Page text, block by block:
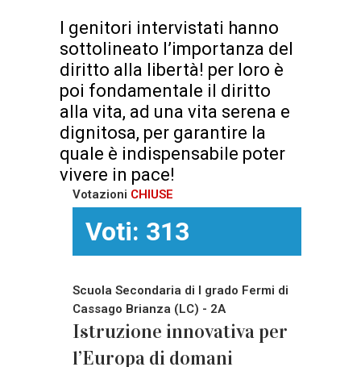
I genitori intervistati hanno
sottolineato l’importanza del
diritto alla libertà! per loro è
poi fondamentale il diritto
alla vita, ad una vita serena e
dignitosa, per garantire la
quale è indispensabile poter
vivere in pace!
Votazioni CHIUSE
Voti: 313
Scuola Secondaria di I grado Fermi di
Cassago Brianza (LC) - 2A
Istruzione innovativa per
l’Europa di domani